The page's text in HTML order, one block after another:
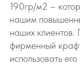
190гр/м2 –
нашим
наших клиентов.
фирменный
использовать